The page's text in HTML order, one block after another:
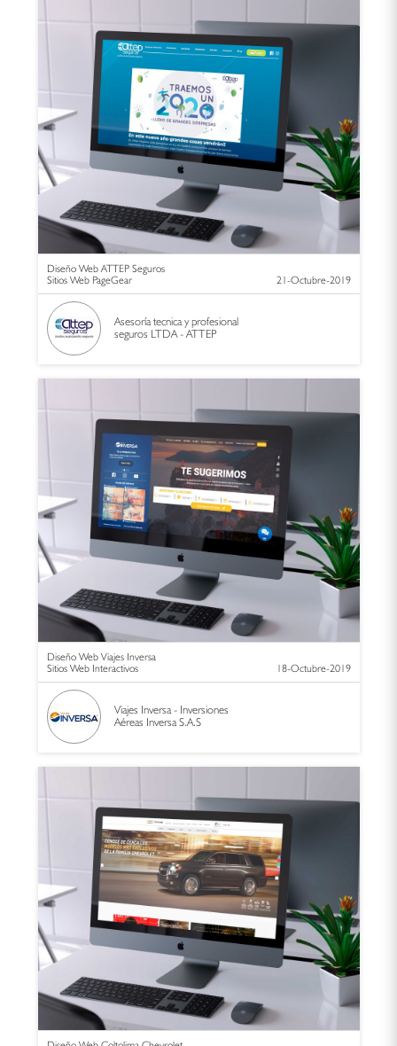
Diseño Web ATTEP Seguros
Sitios Web PageGear
21-Octubre-2019
Asesoría tecnica y profesional
seguros LTDA - ATTEP
Diseño Web Viajes Inversa
Sitios Web Interactivos
18-Octubre-2019
Viajes Inversa - Inversiones
Aéreas Inversa S.A.S